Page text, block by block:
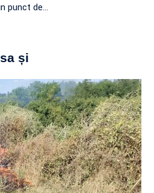
punct de…
și